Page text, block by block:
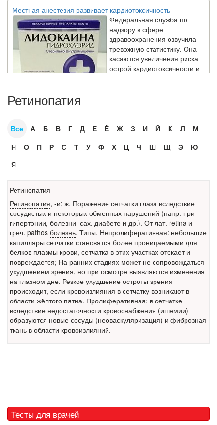
Местная анестезия развивает кардиотоксичность
Федеральная служба по
надзору в сфере
здравоохранения озвучила
тревожную статистику. Она
касаются увеличения риска
острой кардиотоксичности и
роста сопутствующих
реанимации внесен в Госдуму
законопроект внесен в
родителей в
больничной палате
бесплатно, в течении всего срока лечения...
Ретинопатия
Все А Б В Г Д Е Ё Ж З И Й К Л
М
Н
О П Р С Т У Ф Х Ц Ч Ш Щ Э
Ю
Я
Ретинопатия
Ретинопатия, -и; ж. Поражение сетчатки глаза вследствие
сосудистых и некоторых обменных нарушений (напр. при
гипертонии, болезни, сах. диабете и др.). От лат. retina и
греч. pathos болезнь. Типы. Непролиферативная: небольшие
капилляры сетчатки становятся более проницаемыми для
белков плазмы крови, сетчатка в этих участках отекает и
повреждается; На ранних стадиях может не сопровождаться
ухудшением зрения, но при осмотре выявляются изменения
на глазном дне. Резкое ухудшение остроты зрения
происходит, если кровоизлияния в сетчатку возникают в
области жёлтого пятна. Пролиферативная: в сетчатке
вследствие недостаточности кровоснабжения (ишемии)
образуются новые сосуды (неоваскуляризация) и фиброзная
ткань в области кровоизлияний.
Тесты для врачей